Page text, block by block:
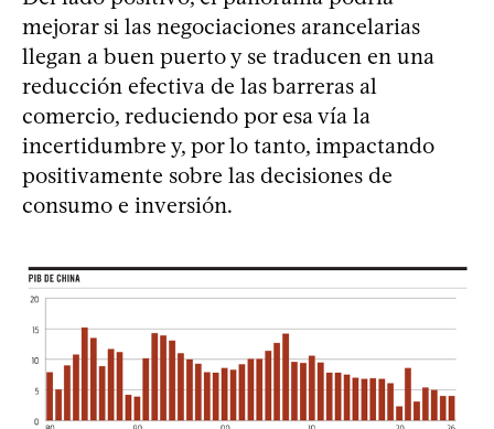
mejorar si las negociaciones arancelarias
llegan a buen puerto y se traducen en una
reducción efectiva de las barreras al
comercio, reduciendo por esa vía la
incertidumbre y, por lo tanto, impactando
positivamente sobre las decisiones de
consumo e inversión.